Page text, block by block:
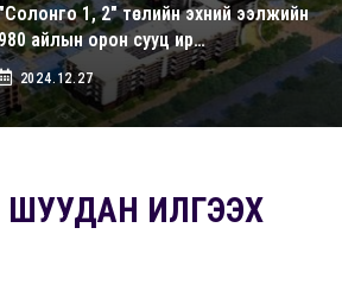
1, 2" төслийн эхний ээлжийн
айлын орон сууц ир…
2024.12.27
ИЛГЭЭХ